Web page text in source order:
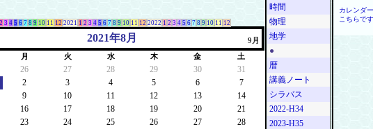
2 3 4 5 6 7 8 9 10 11 12 2021 1 2 3 4 5 6 7 8 9 10 11 12 2022 1 2 3 4 5 6 7 8 9 10 11 12
2021年8月 9月
月 火 水 木 金 土
26 27 28 29 30
31
2 3 4 5 6
7
9 10 11 12 13
14
16 17 18 19 20
21
23 24 25 26 27
28
時間
物理
地学
●
暦
講義ノート
シラバス
2022-H34
2023-H35
カレンダ
こちらです